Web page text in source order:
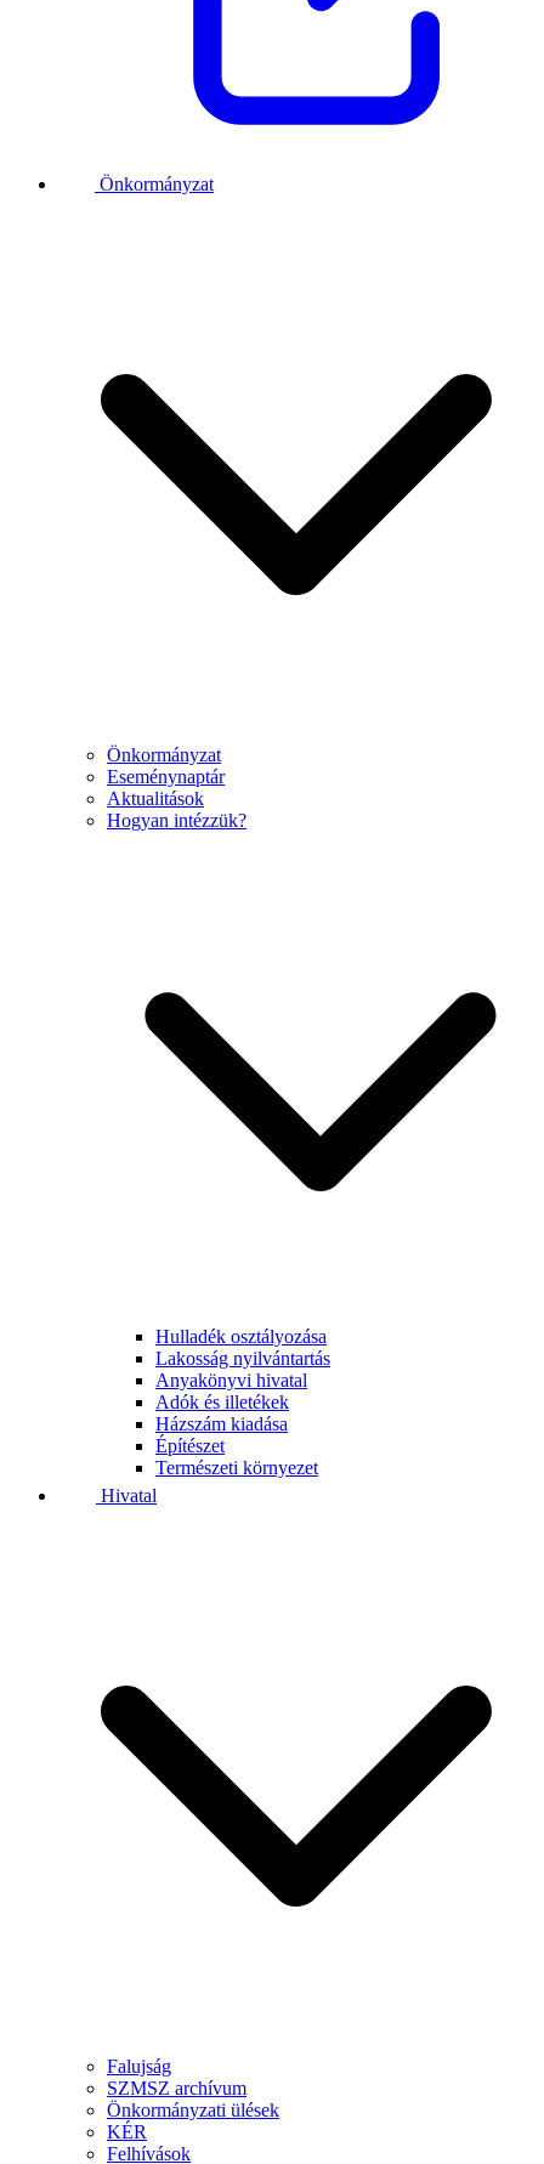
Önkormányzat
Önkormányzat
Eseménynaptár
Aktualitások
Hogyan intézzük?
Hulladék osztályozása
Lakosság nyilvántartás
Anyakönyvi hivatal
Adók és illetékek
Házszám kiadása
Építészet
Természeti környezet
Hivatal
Falujság
SZMSZ archívum
Önkormányzati ülések
KÉR
Felhívások